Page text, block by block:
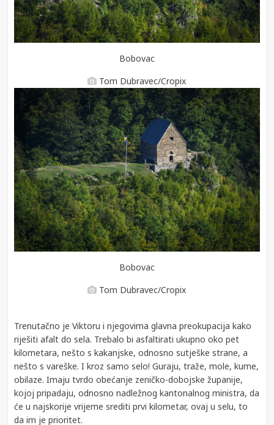
Bobovac
Tom Dubravec/Cropix
Bobovac
Tom Dubravec/Cropix
Trenutačno je Viktoru i njegovima glavna preokupacija kako
riješiti afalt do sela. Trebalo bi asfaltirati ukupno oko pet
kilometara, nešto s kakanjske, odnosno sutješke strane, a
nešto s vareške. I kroz samo selo! Guraju, traže, mole, kume,
obilaze. Imaju tvrdo obećanje zeničko-dobojske županije,
kojoj pripadaju, odnosno nadležnog kantonalnog ministra, da
će u najskorije vrijeme srediti prvi kilometar, ovaj u selu, to
da im je prioritet.